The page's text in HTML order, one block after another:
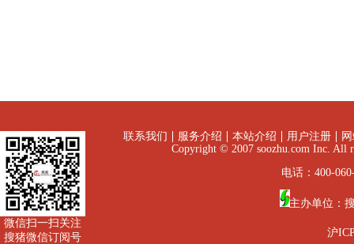
微信扫一扫关注
搜猪微信订阅号
联系我们 服务介绍 本站介绍 用户注册
Copyright © 2007 soozhu.com Inc.
电话：400-
主办单位：
沪